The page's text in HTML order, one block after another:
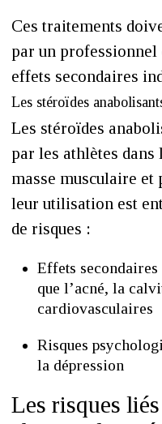
Ces traitements
par un professionnel
effets secondaires
Les stéroïdes
Les stéroïdes
par les athlètes dans
masse musculaire et
leur utilisation est
de risques :
Effets secondaires
que l’acné, la
cardiovasculaires
Risques
la dépression
Les risques